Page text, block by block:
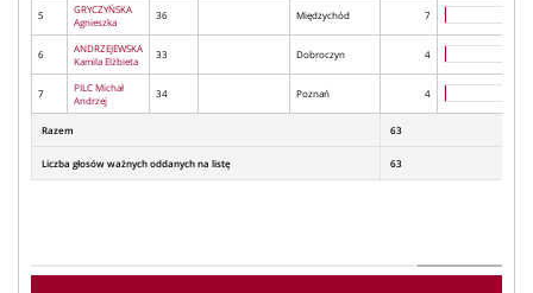
5
GRYCZYŃSKA
Agnieszka
36 Międzychód 7
6
ANDRZEJEWSKA
Kamila Elżbieta
33 Dobroczyn 4
7
PILC Michał
Andrzej
34 Poznań 4
Razem 63
Liczba głosów ważnych oddanych na listę 63